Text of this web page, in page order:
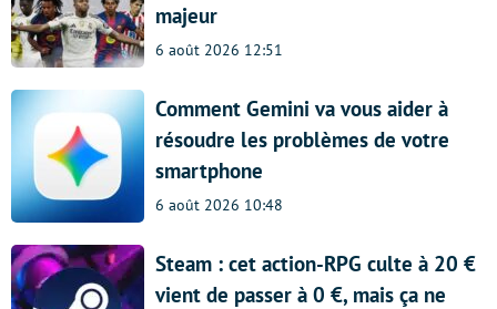
majeur
6 août 2026 12:51
Comment Gemini va vous aider à
résoudre les problèmes de votre
smartphone
6 août 2026 10:48
Steam : cet action-RPG culte à 20 €
vient de passer à 0 €, mais ça ne